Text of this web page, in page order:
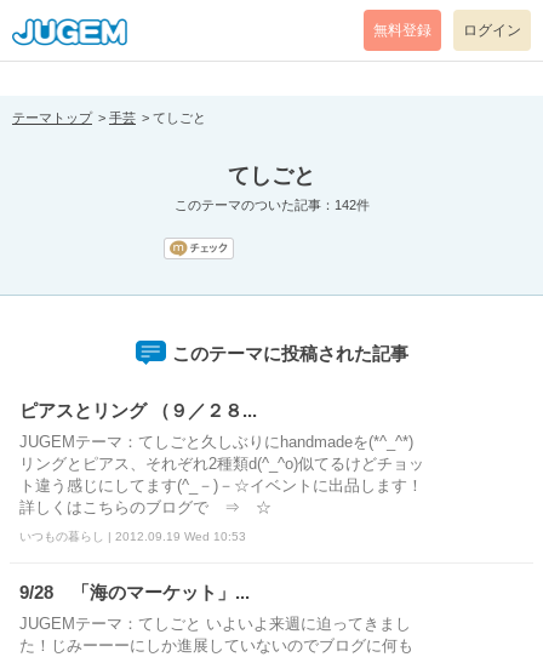
[pear_error: message="Success" code=0 mode=return level=notice
prefix="" info=""]
無料登録 ログイン
テーマトップ 手芸 てしごと
てしごと
このテーマのついた記事：142件
このテーマに投稿された記事
ピアスとリング （９／２８...
JUGEMテーマ：てしごと久しぶりにhandmadeを(*^_^*)
リングとピアス、それぞれ2種類d(^_^o)似てるけどチョッ
ト違う感じにしてます(^_－)－☆イベントに出品します！
詳しくはこちらのブログで ⇒ ☆
いつもの暮らし | 2012.09.19 Wed 10:53
9/28 「海のマーケット」...
JUGEMテーマ：てしごと いよいよ来週に迫ってきまし
た！じみーーーにしか進展していないのでブログに何も